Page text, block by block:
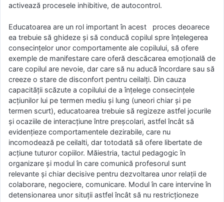
activează procesele inhibitive, de autocontrol.
Educatoarea are un rol important în acest proces deoarece
ea trebuie să ghideze şi să conducă copilul spre înţelegerea
consecinţelor unor comportamente ale copilului, să ofere
exemple de manifestare care oferă descăcarea emoțională de
care copilul are nevoie, dar care să nu aducă încordare sau să
creeze o stare de disconfort pentru ceilalţi. Din cauza
capacităţii scăzute a copilului de a înţelege consecinţele
acţiunilor lui pe termen mediu şi lung (uneori chiar şi pe
termen scurt), educatoarea trebuie să regizeze astfel jocurile
şi ocaziile de interacţiune între preşcolari, astfel încât să
evidenţieze comportamentele dezirabile, care nu
incomodează pe ceilalti, dar totodată să ofere libertate de
acţiune tuturor copiilor. Măiestria, tactul pedagogic în
organizare şi modul în care comunică profesorul sunt
relevante şi chiar decisive pentru dezvoltarea unor relaţii de
colaborare, negociere, comunicare. Modul în care intervine în
detensionarea unor situţii astfel încât să nu restricţioneze